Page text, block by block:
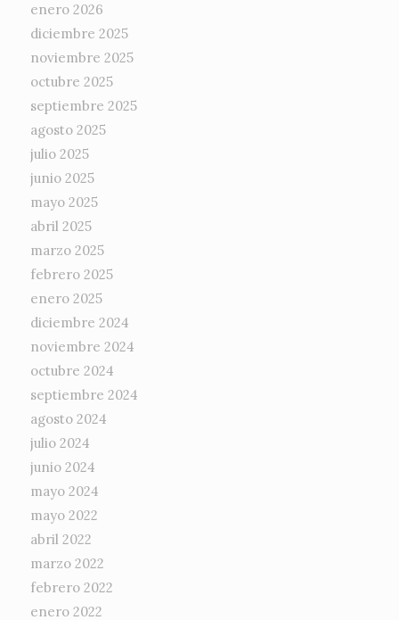
enero 2026
diciembre 2025
noviembre 2025
octubre 2025
septiembre 2025
agosto 2025
julio 2025
junio 2025
mayo 2025
abril 2025
marzo 2025
febrero 2025
enero 2025
diciembre 2024
noviembre 2024
octubre 2024
septiembre 2024
agosto 2024
julio 2024
junio 2024
mayo 2024
mayo 2022
abril 2022
marzo 2022
febrero 2022
enero 2022